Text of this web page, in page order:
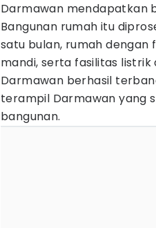
Darmawan mendapatkan
Bangunan rumah itu
satu bulan, rumah dengan
mandi, serta fasilitas listrik
Darmawan berhasil
terampil Darmawan yang
bangunan.